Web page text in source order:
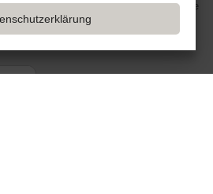
wie PayPal, Amazon Payment, Vorkasse